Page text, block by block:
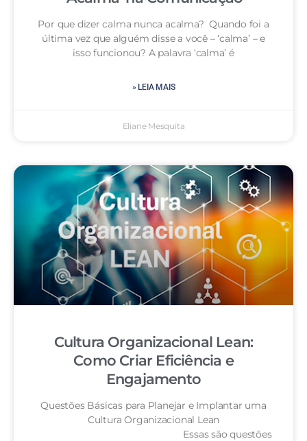
Por que dizer calma nunca acalma? Quando foi a
última vez que alguém disse a você – ‘calma’ – e
isso funcionou? A palavra ‘calma’ é
» LEIA MAIS
Eliane Mesquita
Cultura Organizacional Lean:
Como Criar Eficiência e
Engajamento
Questões Básicas para Planejar e Implantar uma
Cultura Organizacional Lean
Essas são questões